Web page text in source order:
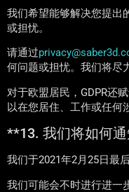
我们希望能够解决您提出
或担忧。
请通过
何问题或担忧。我们将尽
对于欧盟居民，GDPR还
以在您居住、工作或任何
**13. 我们将如何
我们于2021年2月25日最
我们可能会不时进行进一